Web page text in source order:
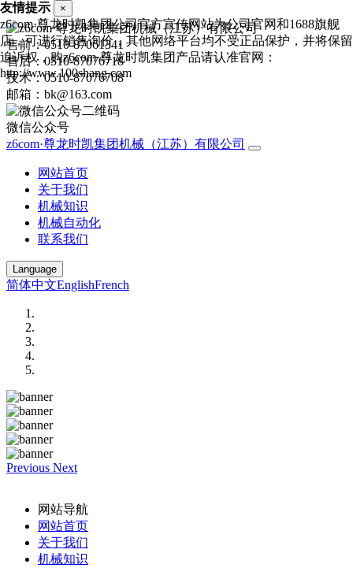
售前：0510-87061341
售后：0510-87076718
技术：0510-87076708
邮箱：bk@163.com
微信公众号
z6com·尊龙时凯集团机械（江苏）有限公司
网站首页
关于我们
机械知识
机械自动化
联系我们
Language
简体中文EnglishFrench
Previous Next
网站导航
网站首页
关于我们
机械知识
友情提示 ×
z6com·尊龙时凯集团公司官方宣传网站为公司官网和1688旗舰
店，可进行销售询价，其他网络平台均不受正品保护，并将保留
追诉权，购z6com·尊龙时凯集团产品请认准官网：
http://www.100shang.com